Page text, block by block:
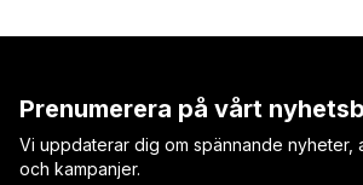
Prenumerera på vårt
Vi uppdaterar dig om spännande nyheter,
och kampanjer.